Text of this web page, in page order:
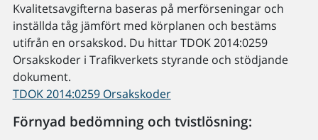
Kvalitetsavgifterna baseras på merförseningar och
inställda tåg jämfört med körplanen och bestäms
utifrån en orsakskod. Du hittar TDOK 2014:0259
Orsakskoder i Trafikverkets styrande och stödjande
dokument.
TDOK 2014:0259 Orsakskoder
Förnyad bedömning och tvistlösning: